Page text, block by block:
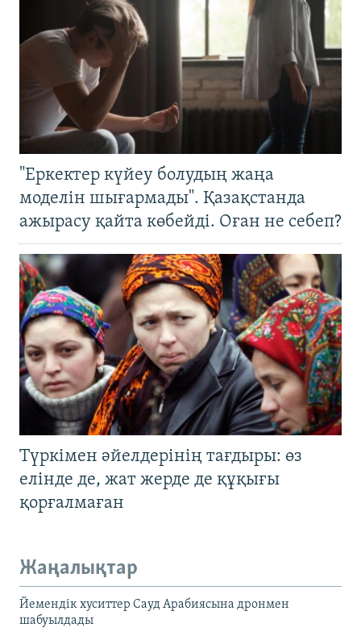
"Еркектер күйеу болудың жаңа
моделін шығармады". Қазақстанда
ажырасу қайта көбейді. Оған не себеп?
Түркімен әйелдерінің тағдыры: өз
елінде де, жат жерде де құқығы
қорғалмаған
Жаңалықтар
Йемендік хуситтер Сауд Арабиясына дронмен
шабуылдады